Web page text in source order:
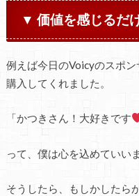
▼ 価値を感じるだ
例えば今日のVoicyのスポ
購入してくれました。
「かつきさん！大好きです
って、僕は心を込めていい
そうしたら、もしかしたら